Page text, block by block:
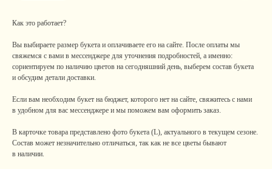
Как это работает?
Вы выбираете размер букета и оплачиваете его на сайте. После оплаты мы
свяжемся с вами в мессенджере для уточнения подробностей, а именно:
сориентируем по наличию цветов на сегодняшний день, выберем состав букета
и обсудим детали доставки.
Если вам необходим букет на бюджет, которого нет на сайте, свяжитесь с нами
в удобном для вас мессенджере и мы поможем вам оформить заказ.
В карточке товара представлено фото букета (L), актуального в текущем сезоне.
Состав может незначительно отличаться, так как не все цветы бывают
в наличии.